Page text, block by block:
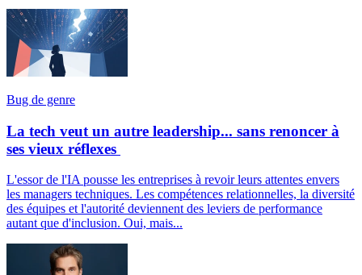
Bug de genre
La tech veut un autre leadership... sans renoncer à
ses vieux réflexes
L'essor de l'IA pousse les entreprises à revoir leurs attentes envers
les managers techniques. Les compétences relationnelles, la diversité
des équipes et l'autorité deviennent des leviers de performance
autant que d'inclusion. Oui, mais...